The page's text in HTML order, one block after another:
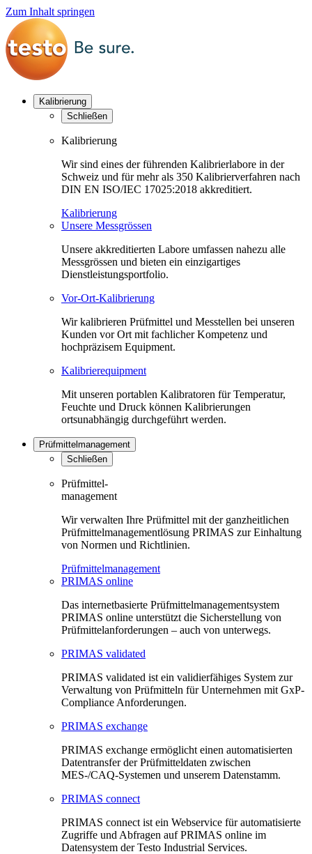
Zum Inhalt springen
Kalibrierung
Schließen
Kalibrierung
Wir sind eines der führenden Kalibrierlabore in der
Schweiz und für mehr als 350 Kalibrierverfahren nach
DIN EN ISO/IEC 17025:2018 akkreditiert.
Kalibrierung
Unsere Messgrössen
Unsere akkreditierten Labore umfassen nahezu alle
Messgrössen und bieten ein einzigartiges
Dienstleistungsportfolio.
Vor-Ort-Kalibrierung
Wir kalibrieren Prüfmittel und Messtellen bei unseren
Kunden vor Ort mit fachlicher Kompetenz und
hochpräzisem Equipment.
Kalibrierequipment
Mit unseren portablen Kalibratoren für Temperatur,
Feuchte und Druck können Kalibrierungen
ortsunabhängig durchgeführt werden.
Prüfmittelmanagement
Schließen
Prüfmittel-
management
Wir verwalten Ihre Prüfmittel mit der ganzheitlichen
Prüfmittelmanagementlösung PRIMAS zur Einhaltung
von Normen und Richtlinien.
Prüfmittelmanagement
PRIMAS online
Das internetbasierte Prüfmittelmanagementsystem
PRIMAS online unterstützt die Sicherstellung von
Prüfmittelanforderungen – auch von unterwegs.
PRIMAS validated
PRIMAS validated ist ein validierfähiges System zur
Verwaltung von Prüfmitteln für Unternehmen mit GxP-
Compliance Anforderungen.
PRIMAS exchange
PRIMAS exchange ermöglicht einen automatisierten
Datentransfer der Prüfmitteldaten zwischen
MES-/CAQ-Systemen und unserem Datenstamm.
PRIMAS connect
PRIMAS connect ist ein Webservice für automatisierte
Zugriffe und Abfragen auf PRIMAS online im
Datensystem der Testo Industrial Services.